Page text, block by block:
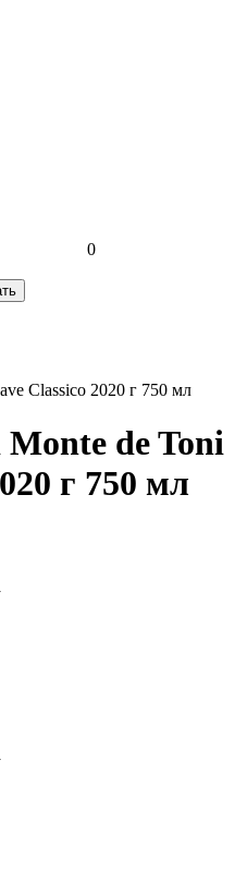
0
Classico 2020 г 750 мл
de Toni
г 750 мл